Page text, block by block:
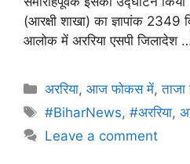
(आरक्षी शाखा) का ज्ञापांक
आलोक में अररिया एसपी जिलादेश
अररिया,आज फोकस में,
#BiharNews,#अररिया,
Leave a comment